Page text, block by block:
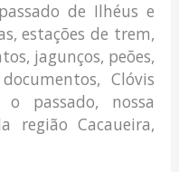
de Ilhéus e
estações de trem,
jagunços, peões,
Clóvis
passado, nossa
região Cacaueira,